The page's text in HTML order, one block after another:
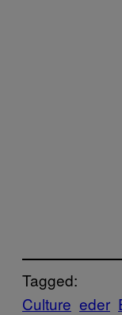
Tagged:
Culture eder